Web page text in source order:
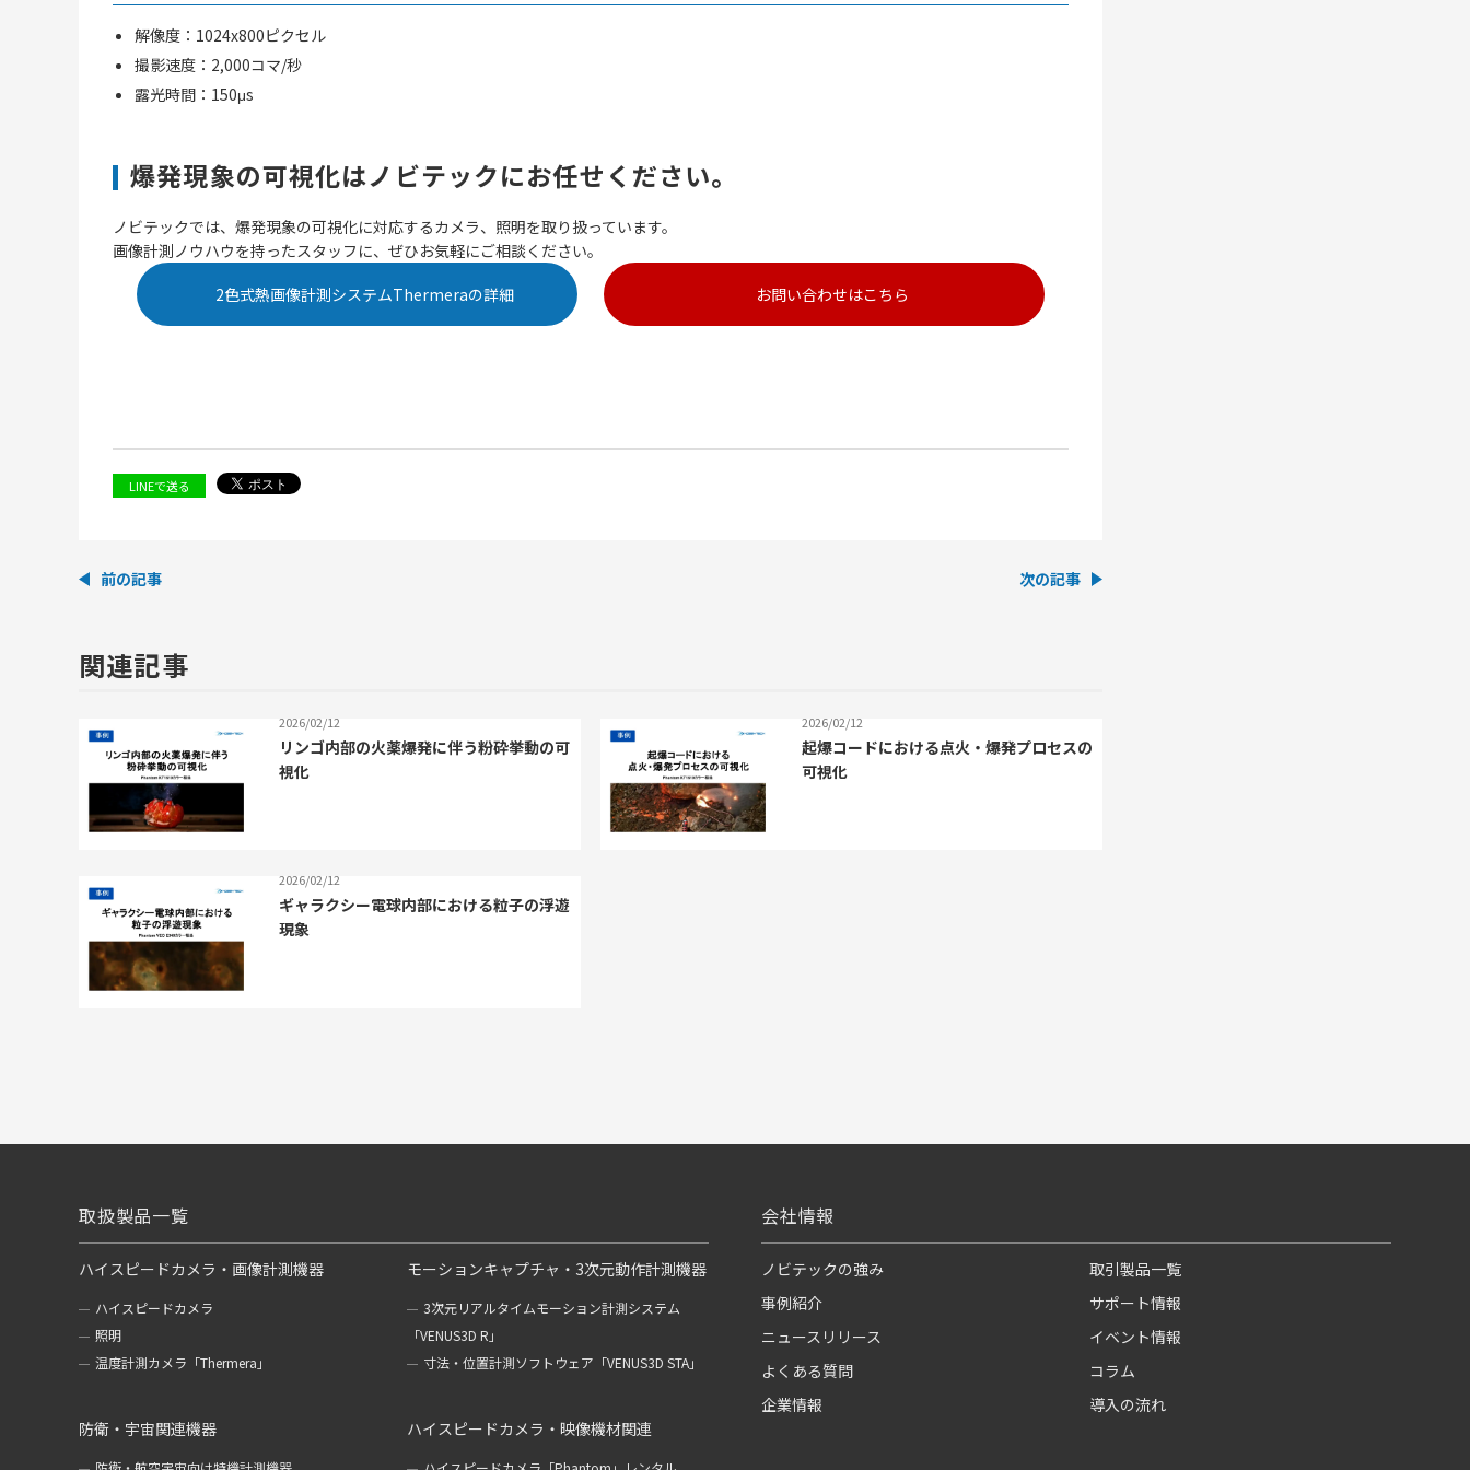
解像度：1024x800ピクセル
撮影速度：2,000コマ/秒
露光時間：150μs
爆発現象の可視化はノビテックにお任せください。
ノビテックでは、爆発現象の可視化に対応するカメラ、照明を取り扱っています。
画像計測ノウハウを持ったスタッフに、ぜひお気軽にご相談ください。
2色式熱画像計測システムThermeraの詳細
お問い合わせはこちら
LINEで送る
前の記事 次の記事
関連記事
2026/02/12
リンゴ内部の火薬爆発に伴う粉砕挙動の可
視化
2026/02/12
起爆コードにおける点火・爆発プロセスの
可視化
2026/02/12
ギャラクシー電球内部における粒子の浮遊
現象
取扱製品一覧
ハイスピードカメラ・画像計測機器
ハイスピードカメラ
照明
温度計測カメラ「Thermera」
モーションキャプチャ・3次元動作計測機器
3次元リアルタイムモーション計測システム
「VENUS3D R」
寸法・位置計測ソフトウェア「VENUS3D STA」
防衛・宇宙関連機器 ハイスピードカメラ・映像機材関連
会社情報
ノビテックの強み
取引製品一覧
事例紹介
サポート情報
ニュースリリース
イベント情報
よくある質問
コラム
企業情報
導入の流れ